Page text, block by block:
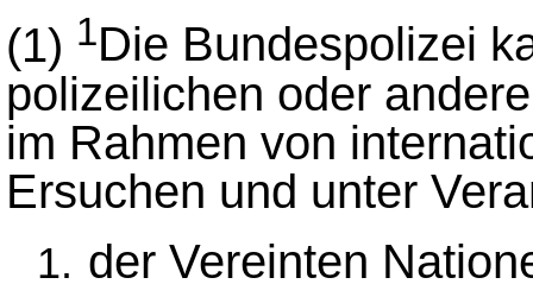
(1) 1Die Bundespolizei
polizeilichen oder
im Rahmen von
Ersuchen und unter
der Vereinten